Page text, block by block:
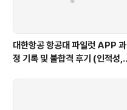
대한항공 항공대 파일럿 APP 과
정 기록 및 불합격 후기 (인적성,